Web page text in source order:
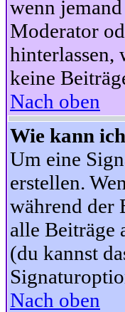
wenn
Moderator
hinterlassen,
keine
Nach oben
Wie kann
Um eine
erstellen.
während der
alle Beiträge
(du kannst
Nach oben